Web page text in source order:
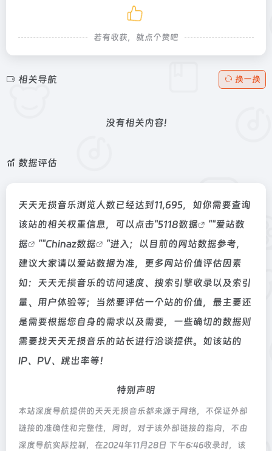
若有收获，就点个赞吧
相关导航 换一换
没有相关内容!
数据评估
天天无损音乐浏览人数已经达到11,695，如你需要查询
该站的相关权重信息，可以点击"5118数据 ""爱站数
据
""Chinaz数据
"进入；以目前的网站数据参考，
建议大家请以爱站数据为准，更多网站价值评估因素
如：天天无损音乐的访问速度、搜索引擎收录以及索引
量、用户体验等；当然要评估一个站的价值，最主要还
是需要根据您自身的需求以及需要，一些确切的数据则
需要找天天无损音乐的站长进行洽谈提供。如该站的
IP、PV、跳出率等！
特别声明
本站深度导航提供的天天无损音乐都来源于网络，不保证外部
链接的准确性和完整性，同时，对于该外部链接的指向，不由
深度导航实际控制，在2024年11月28日 下午6:46收录时，该